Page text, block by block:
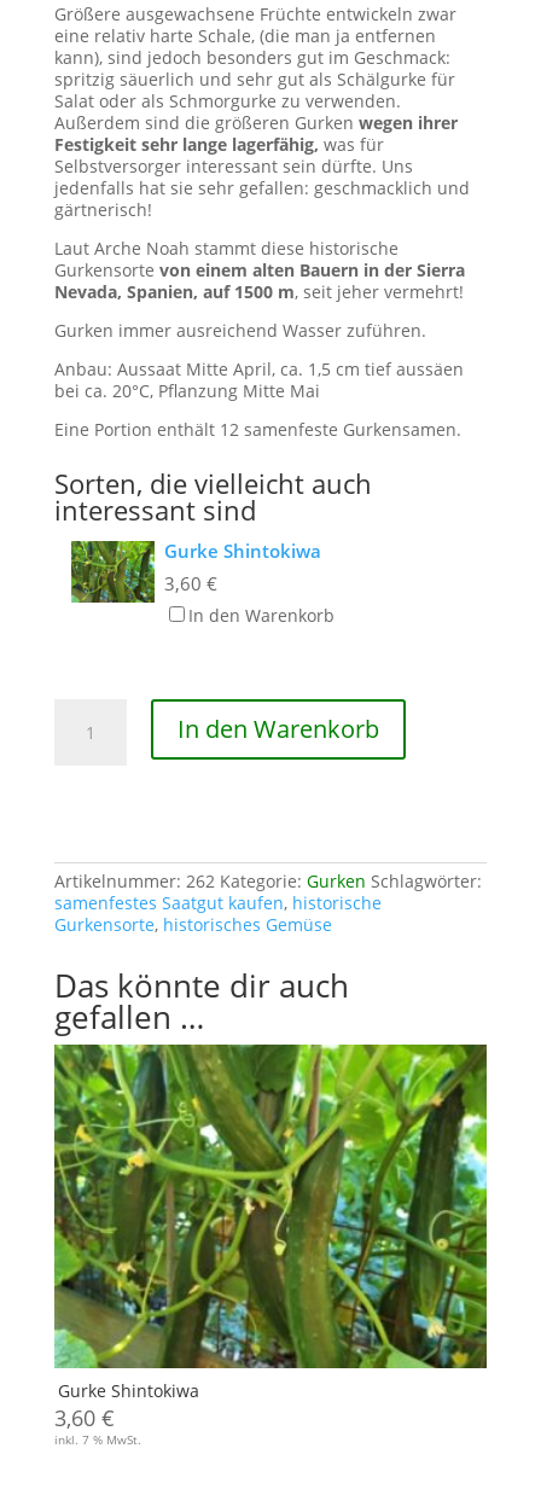
Größere ausgewachsene Früchte entwickeln zwar
eine relativ harte Schale, (die man ja entfernen
kann), sind jedoch besonders gut im Geschmack:
spritzig säuerlich und sehr gut als Schälgurke für
Salat oder als Schmorgurke zu verwenden.
Außerdem sind die größeren Gurken wegen ihrer
Festigkeit sehr lange lagerfähig, was für
Selbstversorger interessant sein dürfte. Uns
jedenfalls hat sie sehr gefallen: geschmacklich und
gärtnerisch!
Laut Arche Noah stammt diese historische
Gurkensorte von einem alten Bauern in der Sierra
Nevada, Spanien, auf 1500 m, seit jeher vermehrt!
Gurken immer ausreichend Wasser zuführen.
Anbau: Aussaat Mitte April, ca. 1,5 cm tief aussäen
bei ca. 20°C, Pflanzung Mitte Mai
Eine Portion enthält 12 samenfeste Gurkensamen.
Sorten, die vielleicht auch
interessant sind
Gurke Shintokiwa
3,60 €
In den Warenkorb
In den Warenkorb
Artikelnummer: 262 Kategorie: Gurken Schlagwörter:
samenfestes Saatgut kaufen, historische
Gurkensorte, historisches Gemüse
Das könnte dir auch
gefallen …
Gurke Shintokiwa
3,60 €
inkl. 7 % MwSt.